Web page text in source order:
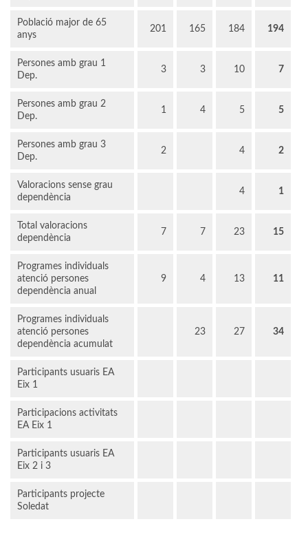
Població major de 65
anys
201 165 184 194
Persones amb grau 1
Dep.
3 3 10 7
Persones amb grau 2
Dep.
1 4 5 5
Persones amb grau 3
Dep.
2 4 2
Valoracions sense grau
dependència
4 1
Total valoracions
dependència
7 7 23 15
Programes individuals
atenció persones
dependència anual
9 4 13 11
Programes individuals
atenció persones
dependència acumulat
23 27 34
Participants usuaris EA
Eix 1
Participacions activitats
EA Eix 1
Participants usuaris EA
Eix 2 i 3
Participants projecte
Soledat